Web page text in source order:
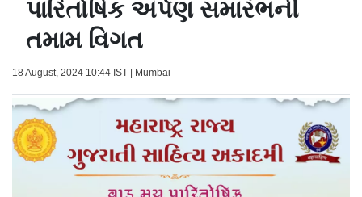
પારિતોષિક અર્પણ સમારંભની
તમામ વિગત
18 August, 2024 10:44 IST | Mumbai